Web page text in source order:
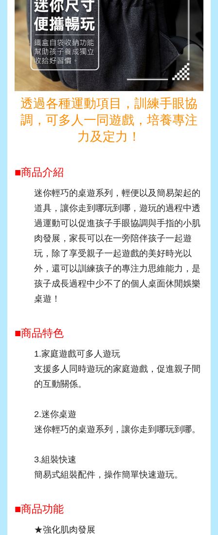
透過各種運動項目，訓練手眼協
調，可多人一同遊戲，培養專注
力及定力！
■商品介紹
迷你輕巧的桌遊系列，輕便以及簡易架起的
道具，讓你走到哪玩到哪，遊玩的過程中透
過運動可以促進孩子手眼協調與手指的小肌
肉發展，家長可以在一旁陪伴孩子一起遊
玩，除了享受親子一起遊戲的美好時光以
外，還可以訓練孩子的專注力思維能力，是
孩子成長過程中少不了的個人桌面休閒娛樂
桌遊！
■商品特色
1.家庭遊戲可多人遊玩
支援多人同時遊玩的家庭遊戲，促進親子間
的互動關係。
2.迷你桌遊
迷你輕巧的桌遊系列，讓你走到哪玩到哪。
3.組裝快速
簡易式組裝配件，操作簡單快速遊玩。
■商品功能
★強化肌肉發展